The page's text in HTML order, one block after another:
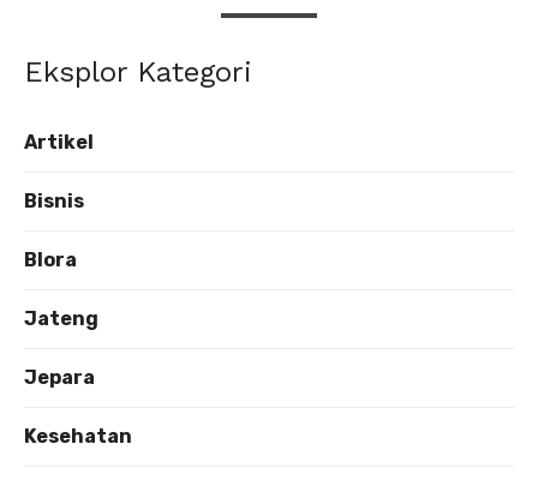
Eksplor Kategori
Artikel
Bisnis
Blora
Jateng
Jepara
Kesehatan